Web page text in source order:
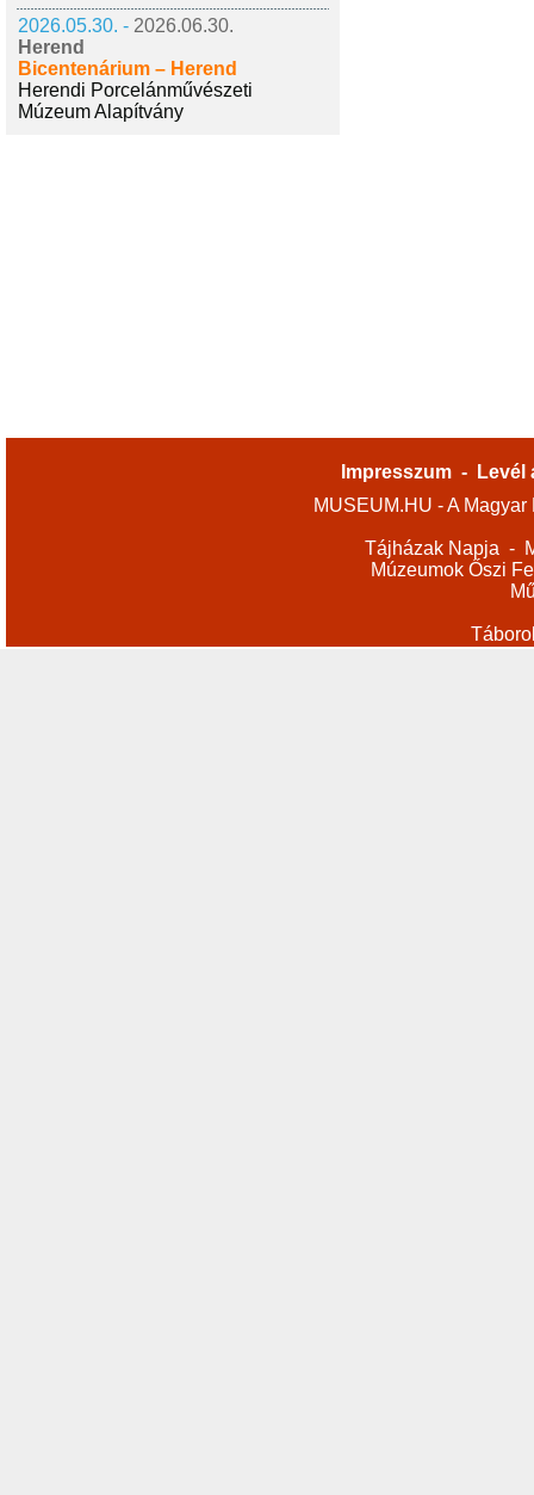
2026.05.30. - 2026.06.30.
Herend
Bicentenárium – Herend
Herendi Porcelánművészeti
Múzeum Alapítvány
Impresszum -
Levél
MUSEUM.HU - A
Tájházak Napja -
Múzeumok Őszi